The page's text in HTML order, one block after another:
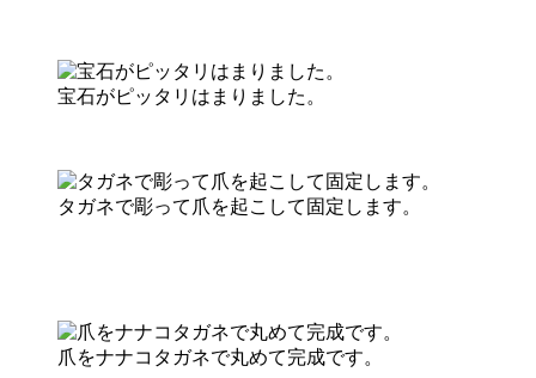
宝石がピッタリはまりました。
タガネで彫って爪を起こして固定します。
爪をナナコタガネで丸めて完成です。